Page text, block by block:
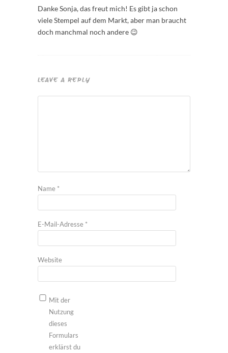
Danke Sonja, das freut mich! Es gibt ja schon
viele Stempel auf dem Markt, aber man braucht
doch manchmal noch andere 😉
LEAVE A REPLY
Name *
E-Mail-Adresse *
Website
Mit der
Nutzung
dieses
Formulars
erklärst du